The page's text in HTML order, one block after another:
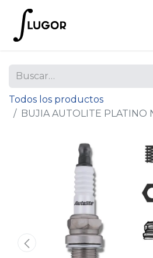
Todos los productos
BUJIA AUTOLITE PLATINO